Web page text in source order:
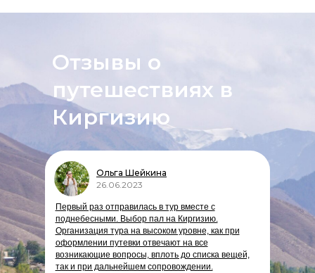
Ольга Шейкина
Первый раз отправилась в тур вместе с
поднебесными. Выбор пал на Киргизию.
Организация тура на высоком уровне, как при
оформлении путевки отвечают на все
возникающие вопросы, вплоть до списка вещей,
так и при дальнейшем сопровождении.
26.06.2023
Отзывы о
путешествиях в
Киргизию